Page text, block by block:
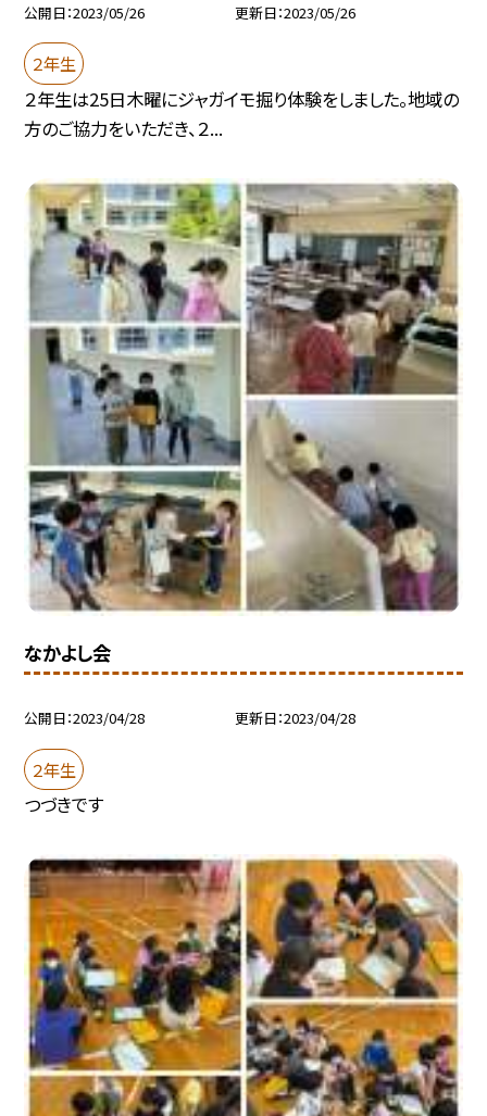
公開日 2023/05/26 更新日 2023/05/26
２年生
２年生は25日木曜にジャガイモ掘り体験をしました。地域の
方のご協力をいただき、２...
なかよし会
公開日 2023/04/28 更新日 2023/04/28
２年生
つづきです